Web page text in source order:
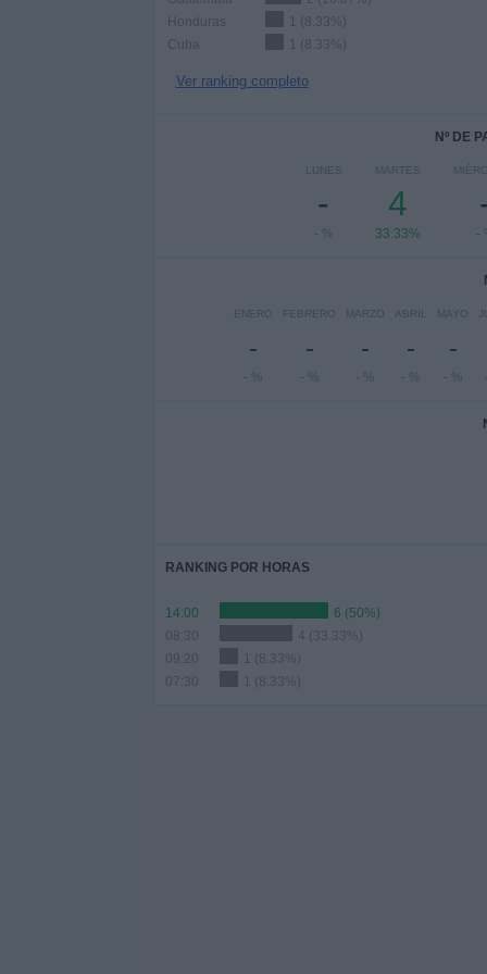
Honduras
1 (8.33%)
Cuba
1 (8.33%)
Ver ranking completo
Nº DE
LUNES
-
- %
MARTES
4
33.33% -
ENERO
-
- %
FEBRERO
-
- %
MARZO
-
- %
ABRIL
-
- %
MAYO
-
- %
RANKING POR HORAS
14:00
6 (50%)
08:30
4 (33.33%)
09:20
1 (8.33%)
07:30
1 (8.33%)